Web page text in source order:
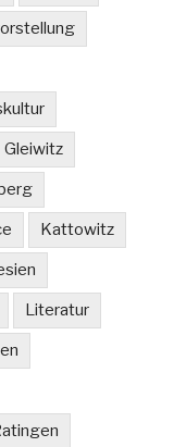
Gleiwitz
Kattowitz
Literatur